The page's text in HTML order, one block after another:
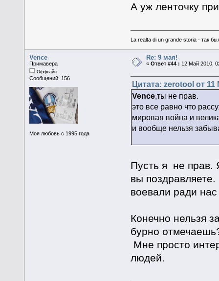
А уж ленточку
La realta di un grande storia - так
Vence
Примавера
Оффлайн
Сообщений: 156
Моя любовь с 1995 года
Re: 9 мая!
«Ответ #44 : 12 Май 2010,
Цитата: zerotool от 11
Vence,ты не прав.
это все равно что
мировая война и
и вообще нельзя
Пусть я не прав.
вы
воевали ради
Конечно нельзя
бурно
Мне просто
людей.